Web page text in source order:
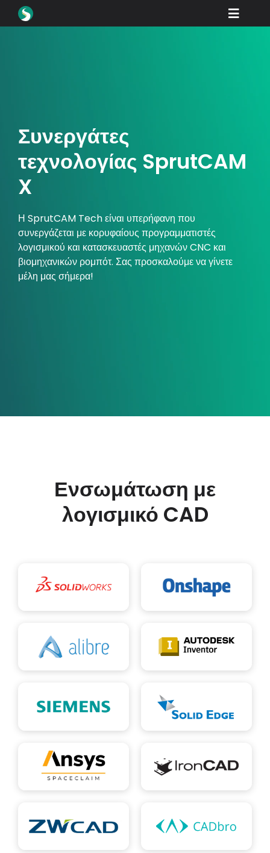
Toggle
Βιομηχανίες
Πύλη εμπόρων
Υποστήριξη
Συνεργάτες
τεχνολογίας SprutCAM
X
Η SprutCAM Tech είναι υπερήφανη που
συνεργάζεται με κορυφαίους προγραμματιστές
λογισμικού και κατασκευαστές μηχανών CNC και
βιομηχανικών ρομπότ. Σας προσκαλούμε να γίνετε
μέλη μας σήμερα!
Ενσωμάτωση με
λογισμικό CAD